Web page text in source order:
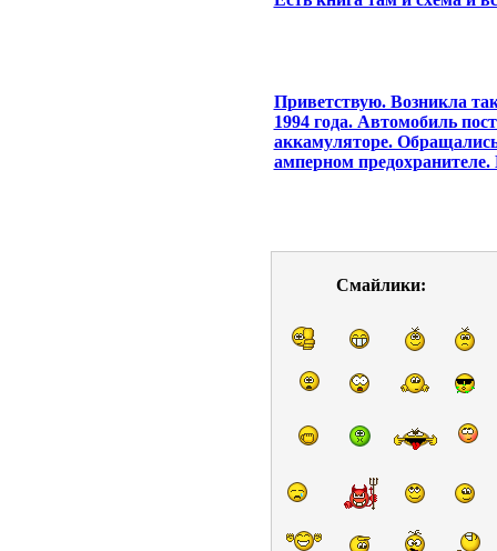
Приветствую. Возникла
1994 года. Автомобиль
аккамуляторе.
амперном
Смайлики: